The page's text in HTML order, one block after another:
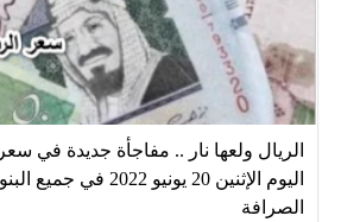
الريال ولعها نار .. مفاجأة جديدة في
اليوم الإثنين 20 يونيو
الصرافة